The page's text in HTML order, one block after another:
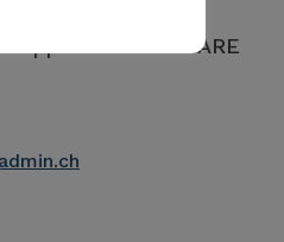
territoriale ARE